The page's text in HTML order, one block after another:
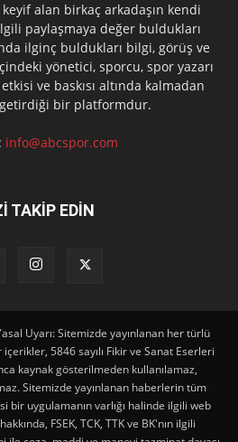
keyif alan birkaç arkadaşın kendi
paylaşmaya değer buldukları
ilginç buldukları bilgi, görüş ve
yönetici, sporcu, spor yazarı
ve baskısı altında kalmadan
bir platformdur.
info@abcspor.com
TAKİP EDİN
Uyarı: Sitemizde yayınlanan her türlü
5846 sayılı Fikir ve Sanat Eserleri
kaynak gösterilmeden kullanılamaz,
Sitemizde yayınlanan haberlerin tüm
bir uygulamanın varlığı halinde ilgili web
FSEK, TCK, TTK ve BK'nın ilgili